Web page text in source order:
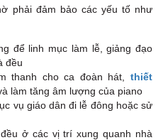
phải đảm bảo các yếu tố như
để linh mục làm lễ, giảng đạo
đều
thanh cho ca đoàn hát, thiết
làm tăng âm lượng của piano
vụ giáo dân đi lễ đông hoặc sử
ở các vị trí xung quanh nhà